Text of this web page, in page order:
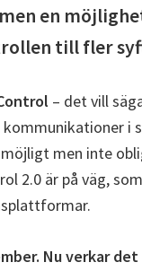
en
till fler
– det vill
kommunikationer i
möjligt men inte
2.0 är på väg,
Nu verkar det